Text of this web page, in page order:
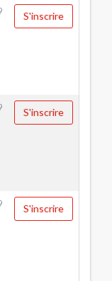
S'inscrire
S'inscrire
S'inscrire